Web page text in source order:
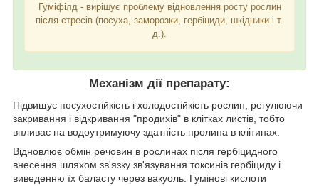
Гуміфілд - вирішує проблему відновлення росту рослин
після стресів (посуха, заморозки, гербіциди, шкідники і т.
д.).
Механізм дії препарату:
Підвищує посухостійкість і холодостійкість рослин, регулюючи
закривання і відкривання "продихів" в клітках листів, тобто
впливає на водоутримуючу здатність пролина в клітинах.
Відновлює обмін речовин в рослинах після гербіцидного
внесення шляхом зв'язку зв'язування токсинів гербіциду і
виведенню їх баласту через вакуоль. Гумінові кислоти